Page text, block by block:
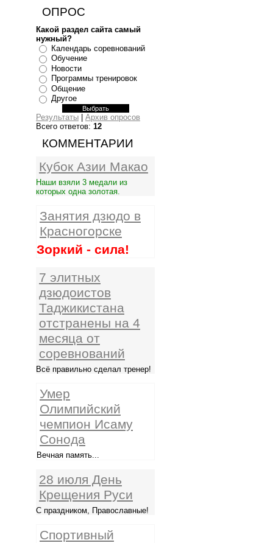
ОПРОС
Какой раздел сайта самый
нужный?
Календарь соревнований
Обучение
Новости
Программы тренировок
Общение
Другое
Результаты
Архив опросов
Всего ответов: 12
КОММЕНТАРИИ
Кубок Азии Макао
Наши взяли 3 медали из
которых одна золотая.
Занятия дзюдо в
Красногорске
Зоркий - сила!
7 элитных
дзюдоистов
Таджикистана
отстранены на 4
месяца от
соревнований
Всё правильно сделал тренер!
Умер
Олимпийский
чемпион Исаму
Сонода
Вечная память...
28 июля День
Крещения Руси
С праздником, Православные!
Спортивный